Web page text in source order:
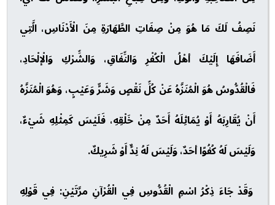
نَصِفُ لَكَ مَا هُوَ مِنْ صِفَاتِ الطَّهَارَةِ مِنَ الْأَدْنَاسِ، الَّتِي
أَضَافَهَا إِلَيْكَ أهْلُ الْكُفْرِ وَالنِّفَاقِ، وَالشِّرْكِ وَالْإلْحَادِ،
فَالْقُدُّوسُ هُوَ الْمُنَزَّهُ عَنْ كُلِّ نَقْصٍ وَشَرٍّ وَعَيْبٍ، وَهُوَ الْمُنَزَّهُ
أَنْ يُقَارِبَهُ أَوْ يُمَاثِلَهُ أَحَدٌ مِنْ خَلْقِهِ، فَلَيْسَ كَمِثْلِهِ شَيْءٌ،
وَلَيْسَ لَهُ كُفُوًا أحَدٌ، وَلَيْسَ لَهُ نِدٌّ أَوْ شَرِيكٌ.
وَقَدْ جَاءَ ذِكْرُ اسْمِ الْقُدُّوسِ فِي الْقُرْآنِ مرَّتَيْنِ: فِي قَوْلِهِ